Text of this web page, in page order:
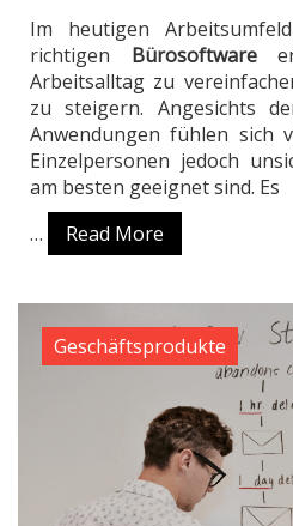
Im heutigen
richtigen Bürosoftware
Arbeitsalltag zu
zu steigern. Angesichts
Anwendungen fühlen sich
Einzelpersonen jedoch
am besten geeignet sind. Es
…
Read More
Geschäftsprodukte